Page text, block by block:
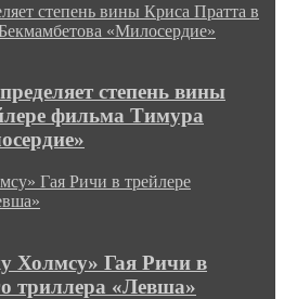
степень вины Криса Пратта в
«Милосердие»
степень вины
фильма Тимура
Гая Ричи в трейлере
Холмсу» Гая Ричи в
триллера «Левша»